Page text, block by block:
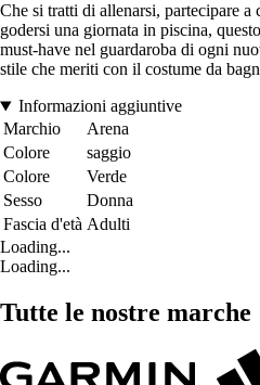
Che si tratti di allenarsi, partecipare
godersi una giornata in piscina,
must-have nel guardaroba di ogni
stile che meriti con il costume da
Informazioni aggiuntive
Marchio
Arena
Colore
saggio
Colore
Verde
Sesso
Donna
Fascia d'età Adulti
Loading...
Loading...
Tutte le nostre marche